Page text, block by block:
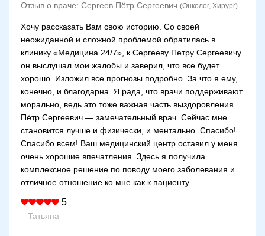
Отзыв о враче: Сергеев Пётр Сергеевич (Онколог, Хирург)
Хочу рассказать Вам свою историю. Со своей
неожиданной и сложной проблемой обратилась в
клинику «Медицина 24/7», к Сергееву Петру Сергеевичу.
он выслушал мои жалобы и заверил, что все будет
хорошо. Изложил все прогнозы подробно. За что я ему,
конечно, и благодарна. Я рада, что врачи поддерживают
морально, ведь это тоже важная часть выздоровления.
Пётр Сергеевич — замечательный врач. Сейчас мне
становится лучше и физически, и ментально. Спасибо!
Спасибо всем! Ваш медицинский центр оставил у меня
очень хорошие впечатления. Здесь я получила
комплексное решение по поводу моего заболевания и
отличное отношение ко мне как к пациенту.
5
– Татьяна